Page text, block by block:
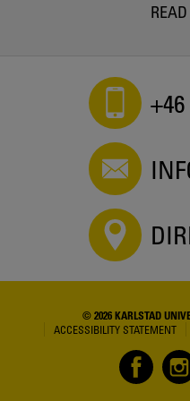
© 2026 KARLSTAD
ACCESSIBILITY STATEMENT